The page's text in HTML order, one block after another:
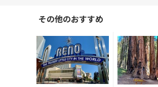
その他のおすすめ